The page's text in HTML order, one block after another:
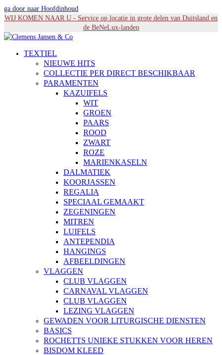
ga door naar Hoofdinhoud
WIJ KOMEN NAAR U - Service op locatie in grote delen van Duitsland en
de BeNeLux-landen
TEXTIEL
NIEUWE HITS
COLLECTIE PER DIRECT BESCHIKBAAR
PARAMENTEN
KAZUIFELS
WIT
GROEN
PAARS
ROOD
ZWART
ROZE
MARIENKASELN
DALMATIEK
KOORJASSEN
REGALIA
SPECIAAL GEMAAKT
ZEGENINGEN
MITREN
LUIFELS
ANTEPENDIA
HANGINGS
AFBEELDINGEN
VLAGGEN
CLUB VLAGGEN
CARNAVAL VLAGGEN
CLUB VLAGGEN
LEZING VLAGGEN
GEWADEN VOOR LITURGISCHE DIENSTEN
BASICS
ROCHETTS UNIEKE STUKKEN VOOR HEREN
BISDOM KLEED